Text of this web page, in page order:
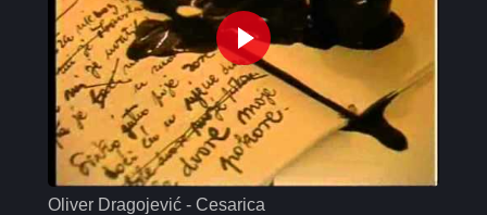
Oliver Dragojević - Cesarica